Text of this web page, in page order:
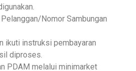
Nomor Sambungan
ikuti instruksi pembayaran
diproses.
PDAM melalui minimarket